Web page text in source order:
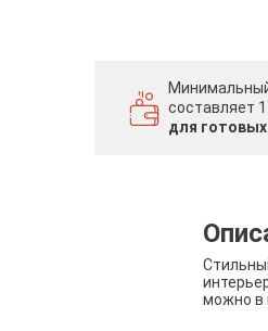
составляет
для готовых
можно в